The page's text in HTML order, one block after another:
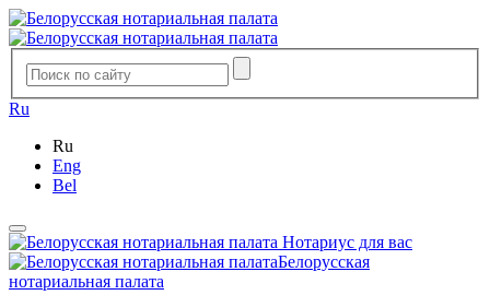
Ru
Ru
Eng
Bel
Нотариус для вас
Белорусская
нотариальная палата